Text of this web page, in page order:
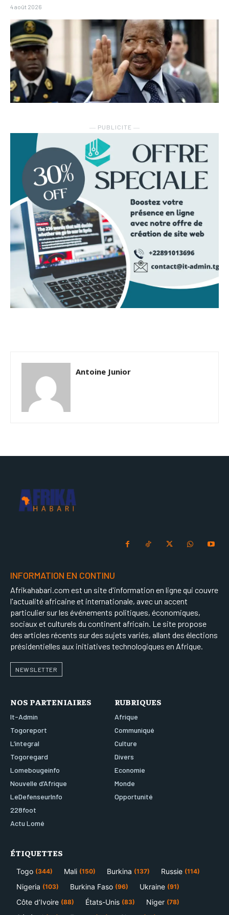
4 août 2026
― PUBLICITE ―
Antoine Junior
INFORMATION EN CONTINU
Afrikahabari.com est un site d'information en ligne qui couvre
l'actualité africaine et internationale, avec un accent
particulier sur les événements politiques, économiques,
sociaux et culturels du continent africain. Le site propose
des articles récents sur des sujets variés, allant des élections
présidentielles aux initiatives technologiques en Afrique.
NEWSLETTER
NOS PARTENIAIRES
It-Admin
Togoreport
L’integral
Togoregard
Lomebougeinfo
Nouvelle d’Afrique
LeDefenseurInfo
228foot
Actu Lomé
RUBRIQUES
Afrique
Communiqué
Culture
Divers
Economie
Monde
Opportunité
ÉTIQUETTES
Togo (344) Mali (150) Burkina (137) Russie (114)
Nigeria (103) Burkina Faso (96) Ukraine (91)
Côte d’Ivoire (88) États-Unis (83) Niger (78)